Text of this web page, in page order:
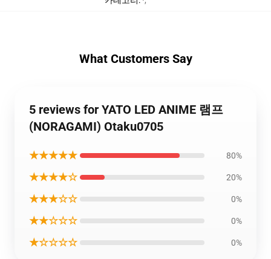
What Customers Say
5 reviews for YATO LED ANIME 램프
(NORAGAMI) Otaku0705
★★★★★ 80%
★★★★☆ 20%
★★★☆☆ 0%
★★☆☆☆ 0%
★☆☆☆☆ 0%